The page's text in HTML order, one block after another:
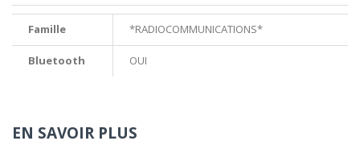
Famille *RADIOCOMMUNICATIONS*
Bluetooth OUI
EN SAVOIR PLUS